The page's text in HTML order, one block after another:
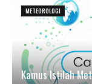
METEOROLOGI
Kamus Istilah